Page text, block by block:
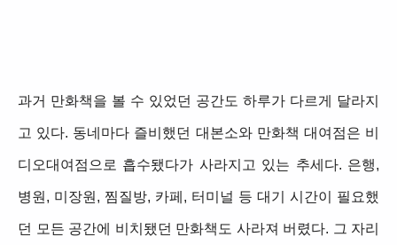
과거 만화책을 볼 수 있었던 공간도 하루가 다르게 달라지
고 있다. 동네마다 즐비했던 대본소와 만화책 대여점은 비
디오대여점으로 흡수됐다가 사라지고 있는 추세다. 은행,
병원, 미장원, 찜질방, 카페, 터미널 등 대기 시간이 필요했
던 모든 공간에 비치됐던 만화책도 사라져 버렸다. 그 자리